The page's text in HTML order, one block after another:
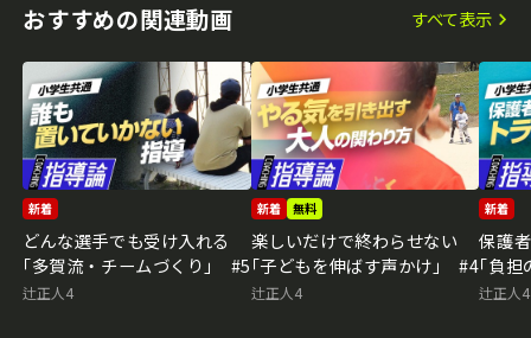
おすすめの関連動画 すべて表示
新着
どんな選手でも受け入れる
｢多賀流・チームづくり｣ #5
辻正人4
新着 無料
楽しいだけで終わらせない
｢子どもを伸ばす声かけ｣ #4
辻正人4
新着
保護
｢負
辻正人4